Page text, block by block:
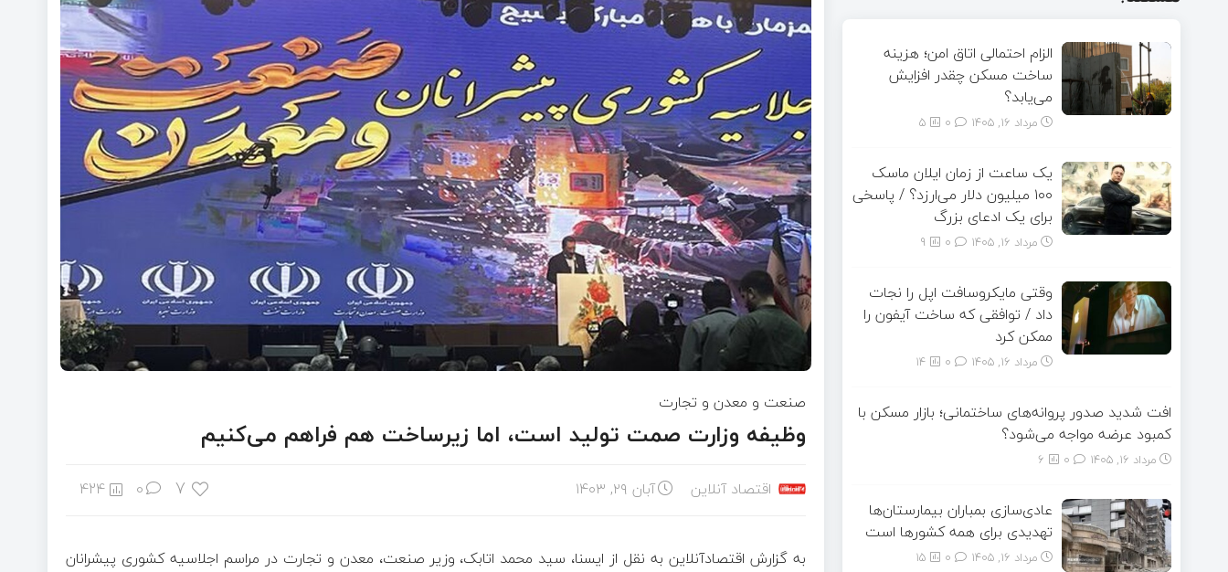
صنعت و معدن و تجارت
وظیفه وزارت صمت تولید است، اما زیرساخت‌ هم فراهم می‌کنیم
اقتصاد آنلاین آبان ۲۹, ۱۴۰۳ 7
0
424
به گزارش اقتصادآنلاین به نقل از ایسنا، سید محمد اتابک، وزیر صنعت، معدن و تجارت در مراسم اجلاسیه کشوری پیشرانان
الزام احتمالی اتاق امن؛ هزینه
ساخت مسکن چقدر افزایش
می‌یابد؟
مرداد ۱۶, ۱۴۰۵ 5
یک ساعت از زمان ایلان ماسک
۱۰۰ میلیون دلار می‌ارزد؟ / پاسخی
برای یک ادعای بزرگ
مرداد ۱۶, ۱۴۰۵ 9
وقتی مایکروسافت اپل را نجات
داد / توافقی که ساخت آیفون را
ممکن کرد
مرداد ۱۶, ۱۴۰۵ 14
افت شدید صدور پروانه‌های ساختمانی؛ بازار مسکن با
کمبود عرضه مواجه می‌شود؟
مرداد ۱۶, ۱۴۰۵ 6
عادی‌سازی بمباران بیمارستان‌ها
تهدیدی برای همه کشورها است
مرداد ۱۶, ۱۴۰۵ 15